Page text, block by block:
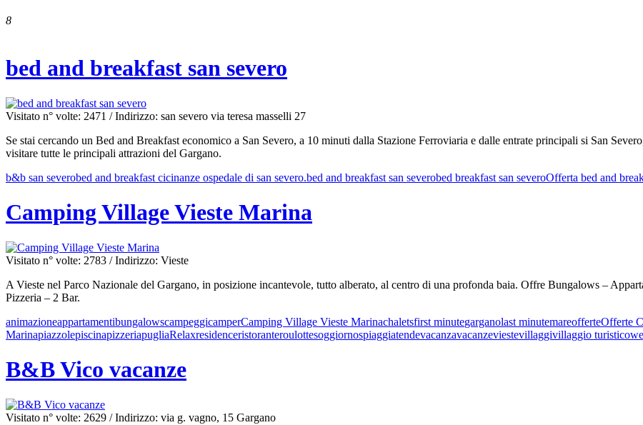
8
bed and breakfast san severo
Visitato n° volte: 2471 / Indirizzo: san severo via teresa masselli 27
Se stai cercando un Bed and Breakfast economico a San Severo, a 10 minuti dalla Stazione Ferroviaria e dalle entrate principali si San
visitare tutte le principali attrazioni del Gargano.
b&b san severobed and breakfast cicinanze ospedale di san severo.bed and breakfast san severobed breakfast san severoOfferta bed and
Camping Village Vieste Marina
Visitato n° volte: 2783 / Indirizzo: Vieste
A Vieste nel Parco Nazionale del Gargano, in posizione incantevole, tutto alberato, al centro di una profonda baia. Offre Bungalows –
Pizzeria – 2 Bar.
animazioneappartamentibungalowscampeggicamperCamping Village Vieste Marinachaletsfirst minutegarganolast minutemareofferteOfferte
MarinapiazzolepiscinapizzeriapugliaRelaxresidenceristoranteroulottesoggiornospiaggiatendevacanzavacanzeviestevillaggivillaggio turistico
B&B Vico vacanze
Visitato n° volte: 2629 / Indirizzo: via g. vagno, 15 Gargano